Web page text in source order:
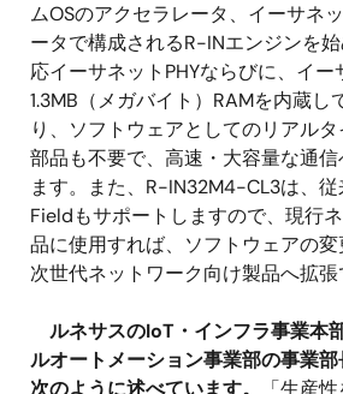
ムOSのアクセラレータ、イーサネ
ータで構成されるR-INエンジンを
応イーサネットPHYならびに、イ
1.3MB（メガバイト）RAMを内蔵し
り、ソフトウェアとしてのリアル
部品も不要で、高速・大容量な通
ます。また、R-IN32M4-CL3は、
Fieldもサポートしますので、現行
品に使用すれば、ソフトウェアの変
次世代ネットワーク向け製品へ拡張
ルネサスのIoT・インフラ事業本
ルオートメーション事業部の事業部
次のように述べています。
「生産